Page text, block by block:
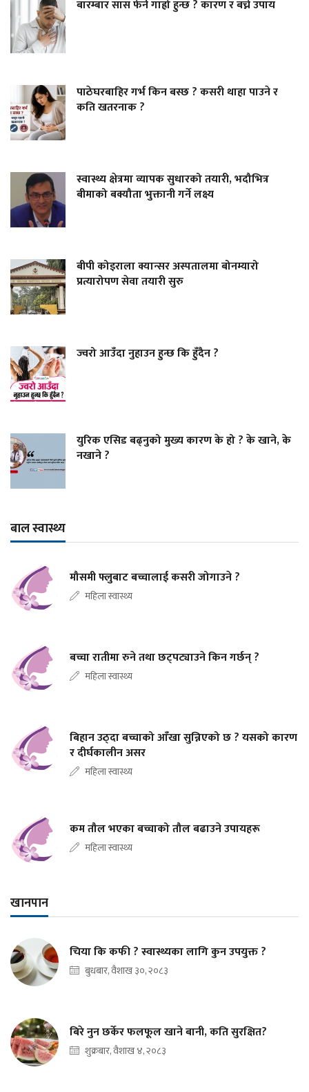
बारम्बार सास फेर्न गाह्रो हुन्छ ? कारण र बच्ने उपाय
पाठेघरबाहिर गर्भ किन बस्छ ? कसरी थाहा पाउने र
कति खतरनाक ?
स्वास्थ्य क्षेत्रमा व्यापक सुधारको तयारी, भदौभित्र
बीमाको बक्यौता भुक्तानी गर्ने लक्ष्य
बीपी कोइराला क्यान्सर अस्पतालमा बोनम्यारो
प्रत्यारोपण सेवा तयारी सुरु
ज्वरो आउँदा नुहाउन हुन्छ कि हुँदैन ?
युरिक एसिड बढ्नुको मुख्य कारण के हो ? के खाने, के
नखाने ?
बाल स्वास्थ्य
मौसमी फ्लुबाट बच्चालाई कसरी जोगाउने ?
महिला स्वास्थ्य
बच्चा रातीमा रुने तथा छट्पट्याउने किन गर्छन् ?
महिला स्वास्थ्य
बिहान उठ्दा बच्चाको आँखा सुन्निएको छ ? यसको कारण
र दीर्घकालीन असर
महिला स्वास्थ्य
कम तौल भएका बच्चाको तौल बढाउने उपायहरू
महिला स्वास्थ्य
खानपान
चिया कि कफी ? स्वास्थ्यका लागि कुन उपयुक्त ?
बुधबार, वैशाख ३०, २०८३
बिरे नुन छर्केर फलफूल खाने बानी, कति सुरक्षित?
शुक्रबार, वैशाख ४, २०८३